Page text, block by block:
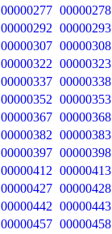
00000277 00000278
00000292 00000293
00000307 00000308
00000322 00000323
00000337 00000338
00000352 00000353
00000367 00000368
00000382 00000383
00000397 00000398
00000412 00000413
00000427 00000428
00000442 00000443
00000457 00000458